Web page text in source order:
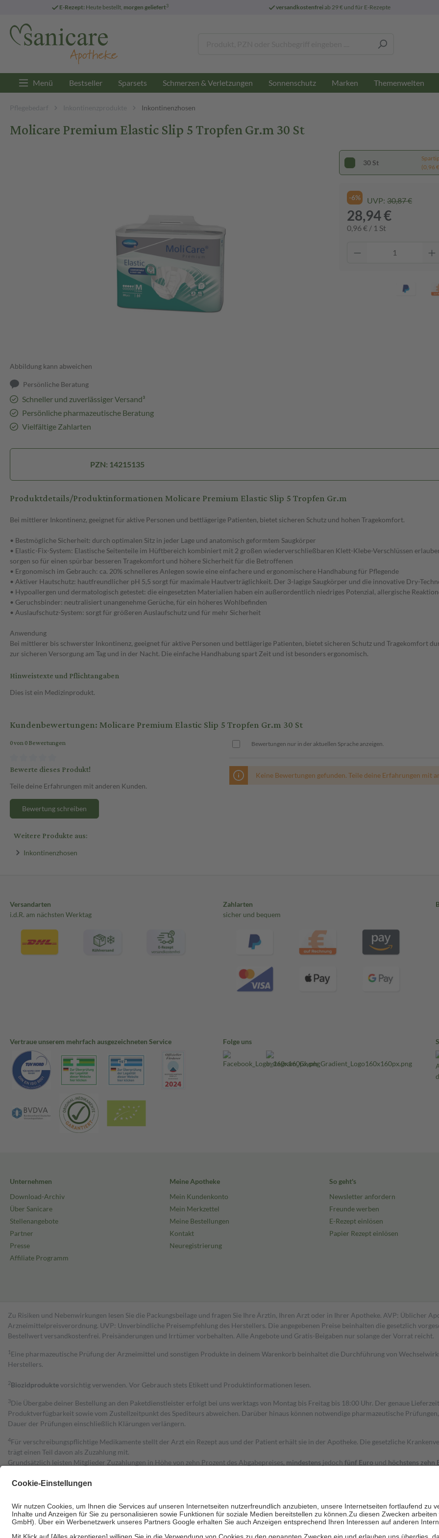
E-Rezept: Heute bestellt, morgen geliefert3 versandkostenfreiab 29 € und für E-Rezepte
Menü Bestseller Sparsets Schmerzen & Verletzungen Sonnenschutz Marken Themenwelten
Pflegebedarf Inkontinenzprodukte Inkontinenzhosen
Molicare Premium Elastic Slip 5 Tropfen Gr.m 30 St
Abbildung kann abweichen
Persönliche Beratung
Schneller und zuverlässiger Versand³
Persönliche pharmazeutische Beratung
Vielfältige Zahlarten
30 St
(0,96
-6% UVP: 30,87 €
28,94 €
0,96 € / 1 St
PZN: 14215135
Produktdetails/Produktinformationen Molicare Premium Elastic Slip 5 Tropfen Gr.m
Bei mittlerer Inkontinenz, geeignet für aktive Personen und bettlägerige Patienten, bietet sicheren Schutz und hohen Tragekomfort.
• Bestmögliche Sicherheit: durch optimalen Sitz in jeder Lage und anatomisch geformtem Saugkörper
• Elastic-Fix-System: Elastische Seitenteile im Hüftbereich kombiniert mit 2 großen wiederverschließbaren Klett-Klebe-Verschlüssen
sorgen so für einen spürbar besseren Tragekomfort und höhere Sicherheit für die Betroffenen
• Ergonomisch im Gebrauch: ca. 20% schnelleres Anlegen sowie eine einfachere und ergonomischere Handhabung für Pflegende
• Aktiver Hautschutz: hautfreundlicher pH 5,5 sorgt für maximale Hautverträglichkeit. Der 3-lagige Saugkörper und die innovative Dry-
• Hypoallergen und dermatologisch getestet: die eingesetzten Materialien haben ein außerordentlich niedriges Potenzial, allergische
• Geruchsbinder: neutralisiert unangenehme Gerüche, für ein höheres Wohlbefinden
• Auslaufschutz-System: sorgt für größeren Auslaufschutz und für mehr Sicherheit
Anwendung
Bei mittlerer bis schwerster Inkontinenz, geeignet für aktive Personen und bettlägerige Patienten, bietet sicheren Schutz und Tragekomfort
zur sicheren Versorgung am Tag und in der Nacht. Die einfache Handhabung spart Zeit und ist besonders ergonomisch.
Hinweistexte und Pflichtangaben
Dies ist ein Medizinprodukt.
Kundenbewertungen: Molicare Premium Elastic Slip 5 Tropfen Gr.m 30 St
0 von 0 Bewertungen
Bewerte dieses Produkt!
Teile deine Erfahrungen mit anderen Kunden.
Bewertung schreiben
Bewertungen nur in der aktuellen Sprache anzeigen.
Keine Bewertungen gefunden. Teile deine Erfahrungen mit
Weitere Produkte aus:
Inkontinenzhosen
Versandarten
i.d.R. am nächsten Werktag
Zahlarten
sicher und bequem
Vertraue unserem mehrfach ausgezeichneten Service Folge uns
Unternehmen
Download-Archiv
Über Sanicare
Stellenangebote
Partner
Presse
Affiliate Programm
Meine Apotheke
Mein Kundenkonto
Mein Merkzettel
Meine Bestellungen
Kontakt
Neuregistrierung
So geht's
Newsletter anfordern
Freunde werben
E-Rezept einlösen
Papier Rezept einlösen
Zu Risiken und Nebenwirkungen lesen Sie die Packungsbeilage und fragen Sie Ihre Ärztin, Ihren Arzt oder in Ihrer Apotheke. AVP: Üblicher
Arzneimittelpreisverordnung. UVP: Unverbindliche Preisempfehlung des Herstellers. Die angegebenen Preise beinhalten die gesetzlich
Bestell­wert versand­kosten­frei. Preisänderungen und Irrtümer vorbehalten. Alle Angebote und Gratis-Beigaben nur solange der Vorrat reicht.
1 Eine pharmazeutische Prüfung der Arzneimittel und sonstigen Produkte in deinem Warenkorb beinhaltet die Durchführung von
Herstellers.
2Biozidproduktevorsichtig verwenden. Vor Gebrauch stets Etikett und Produktinformationen lesen.
3Die Übergabe deiner Bestellung an den Paketdienstleister erfolgt bei uns werktags von Montag bis Freitag bis 18:00 Uhr. Der genaue
Produktverfügbarkeit sowie vom Zustellzeitpunkt des Spediteurs abweichen. Darüber hinaus können notwendige pharmazeutische
Dauer der Prüfungen einschließlich Klärungen verlängern.
4Für verschreibungspflichtige Medikamente stellt der Arzt ein Rezept aus und der Patient erhält sie in der Apotheke. Die gesetzliche
trägt einen Teil davon als Zuzahlung mit.
Grundsätzlich leisten Mitglieder Zuzahlungen in Höhe von zehn Prozent des Abgabepreises, mindestens jedoch fünf Euro und höchstens zehn
Diese Regeln gelten grundsätzlich auch für Online-Apotheken.
Um das Engagement der Versicherten für ihre eigene Gesundheit zu stärken und die besondere Stellung der Familie zu unterstützen, fallen
• Kindern und Jugendlichen bis zum vollendeten 18. Lebensjahr mit Ausnahme der Fahrkosten
• Untersuchungen zur Vorsorge und Früherkennung, die von der GKV getragen werden
• empfohlenen Schutzimpfungen